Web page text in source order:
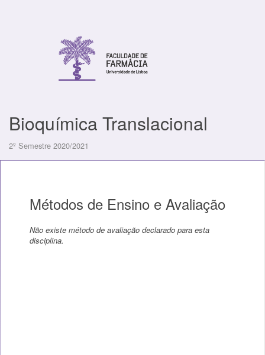
Bioquímica Translacional
2º Semestre 2020/2021
Métodos de Ensino e Avaliação
Não existe método de avaliação declarado para esta
disciplina.